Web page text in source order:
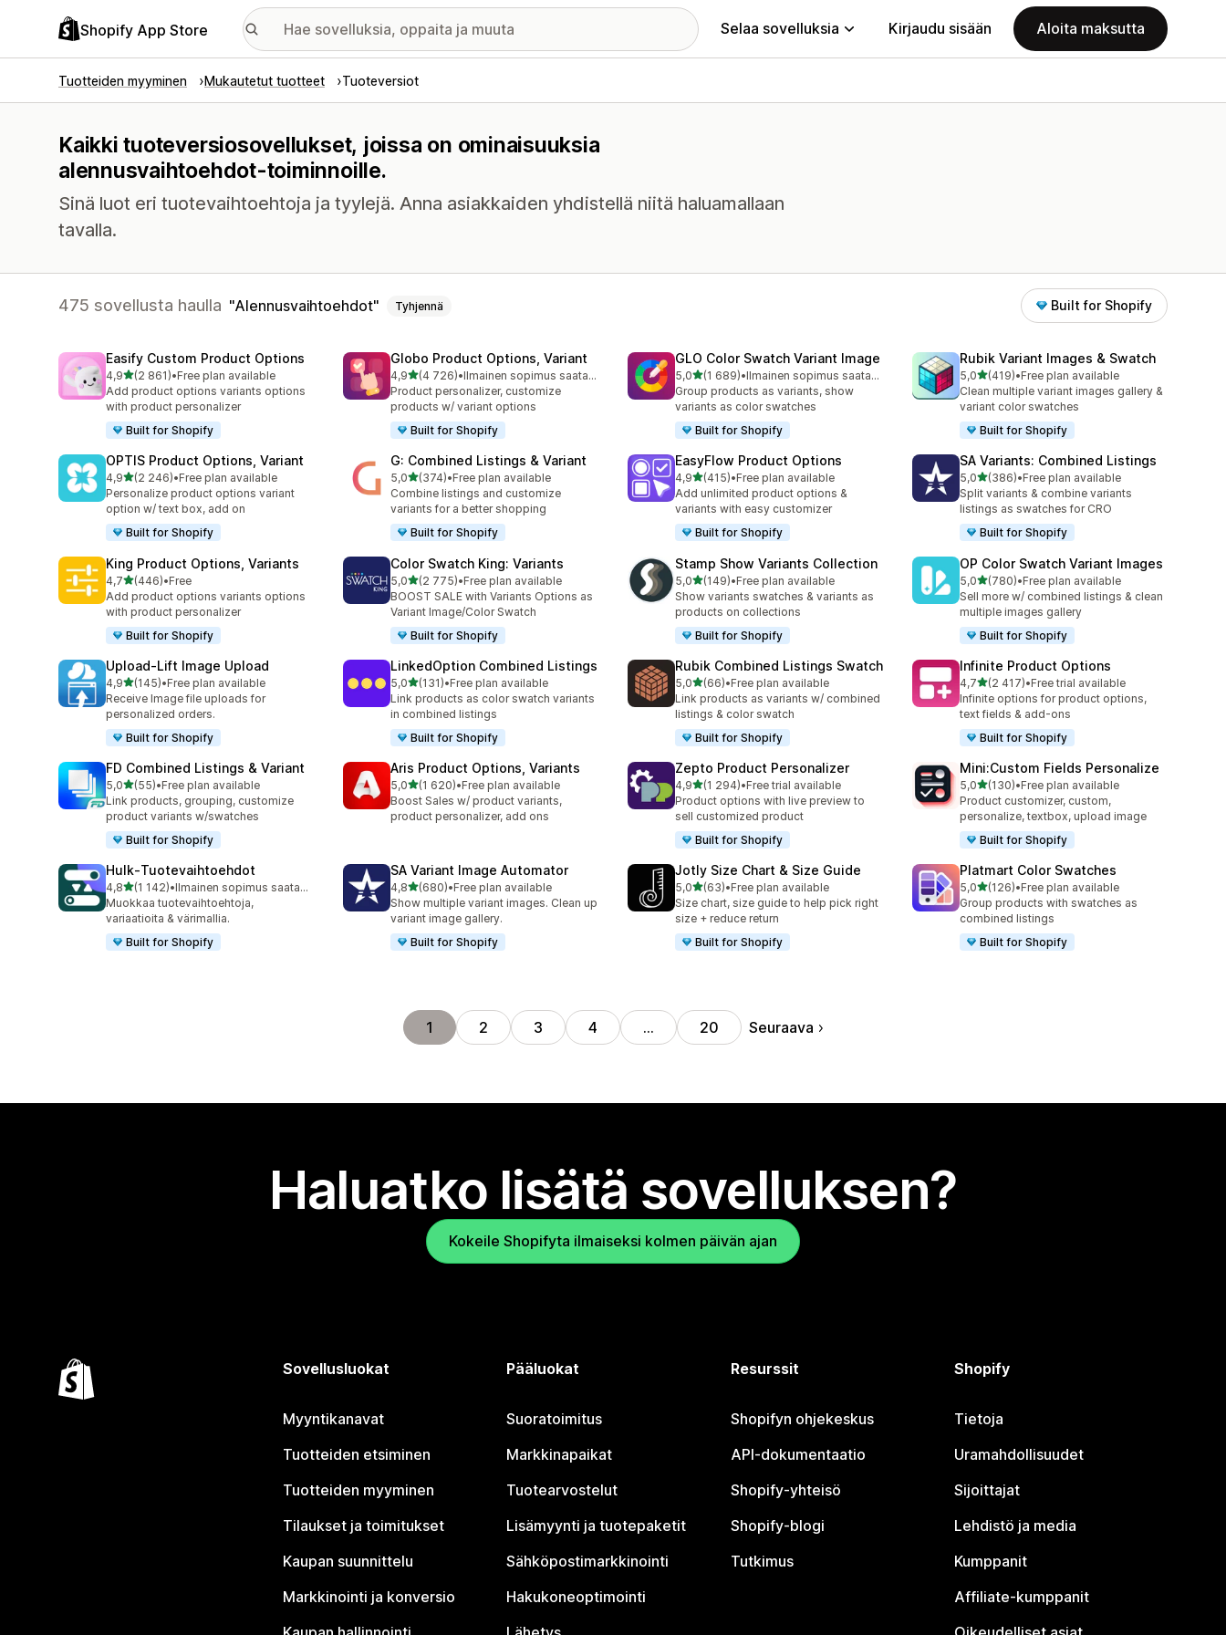
Shopify App Store Selaa sovelluksia Kirjaudu sisään Aloita maksutta
Tuotteiden myyminen Mukautetut tuotteet Tuoteversiot
Kaikki tuoteversiosovellukset, joissa on ominaisuuksia
alennusvaihtoehdot-toiminnoille.
Sinä luot eri tuotevaihtoehtoja ja tyylejä. Anna asiakkaiden yhdistellä niitä haluamallaan
tavalla.
475 sovellusta haulla Alennusvaihtoehdot Tyhjennä Built for Shopify
Easify Custom Product Options
4,9/ 5 tähteä
(2 861)
2861 arvostelua yhteensä
•Free plan available
Add product options variants options
with product personalizer
Built for Shopify
Globo Product Options, Variant
4,9/ 5 tähteä
(4 726)
4726 arvostelua yhteensä
•
Ilmainen sopimus saatavilla
Product personalizer, customize
products w/ variant options
Built for Shopify
GLO Color Swatch Variant Image
5,0/ 5 tähteä
(1 689)
1689 arvostelua yhteensä
•
Ilmainen sopimus saatavilla
Group products as variants, show
variants as color swatches
Built for Shopify
Rubik Variant Images & Swatch
5,0/ 5 tähteä
(419)
419 arvostelua yhteensä
•Free plan available
Clean multiple variant images gallery &
variant color swatches
Built for Shopify
OPTIS Product Options, Variant
4,9/ 5 tähteä
(2 246)
2246 arvostelua yhteensä
•Free plan available
Personalize product options variant
option w/ text box, add on
Built for Shopify
G: Combined Listings & Variant
5,0/ 5 tähteä
(374)
374 arvostelua yhteensä
•Free plan available
Combine listings and customize
variants for a better shopping
Built for Shopify
EasyFlow Product Options
4,9/ 5 tähteä
(415)
415 arvostelua yhteensä
•Free plan available
Add unlimited product options &
variants with easy customizer
Built for Shopify
SA Variants: Combined Listings
5,0/ 5 tähteä
(386)
386 arvostelua yhteensä
•Free plan available
Split variants & combine variants
listings as swatches for CRO
Built for Shopify
King Product Options, Variants
4,7/ 5 tähteä
(446)
446 arvostelua yhteensä
•Free
Add product options variants options
with product personalizer
Built for Shopify
Color Swatch King: Variants
5,0/ 5 tähteä
(2 775)
2775 arvostelua yhteensä
•Free plan available
BOOST SALE with Variants Options as
Variant Image/Color Swatch
Built for Shopify
Stamp Show Variants Collection
5,0/ 5 tähteä
(149)
149 arvostelua yhteensä
•Free plan available
Show variants swatches & variants as
products on collections
Built for Shopify
OP Color Swatch Variant Images
5,0/ 5 tähteä
(780)
780 arvostelua yhteensä
•Free plan available
Sell more w/ combined listings & clean
multiple images gallery
Built for Shopify
Upload‑Lift Image Upload
4,9/ 5 tähteä
(145)
145 arvostelua yhteensä
•Free plan available
Receive Image file uploads for
personalized orders.
Built for Shopify
LinkedOption Combined Listings
5,0/ 5 tähteä
(131)
131 arvostelua yhteensä
•Free plan available
Link products as color swatch variants
in combined listings
Built for Shopify
Rubik Combined Listings Swatch
5,0/ 5 tähteä
(66)
66 arvostelua yhteensä
•Free plan available
Link products as variants w/ combined
listings & color swatch
Built for Shopify
Infinite Product Options
4,7/ 5 tähteä
(2 417)
2417 arvostelua yhteensä
•Free trial available
Infinite options for product options,
text fields & add-ons
Built for Shopify
FD Combined Listings & Variant
5,0/ 5 tähteä
(55)
55 arvostelua yhteensä
•Free plan available
Link products, grouping, customize
product variants w/swatches
Built for Shopify
Aris Product Options, Variants
5,0/ 5 tähteä
(1 620)
1620 arvostelua yhteensä
•Free plan available
Boost Sales w/ product variants,
product personalizer, add ons
Zepto Product Personalizer
4,9/ 5 tähteä
(1 294)
1294 arvostelua yhteensä
•Free trial available
Product options with live preview to
sell customized product
Built for Shopify
Mini:Custom Fields Personalize
5,0/ 5 tähteä
(130)
130 arvostelua yhteensä
•Free plan available
Product customizer, custom,
personalize, textbox, upload image
Built for Shopify
Hulk‑Tuotevaihtoehdot
4,8/ 5 tähteä
(1 142)
1142 arvostelua yhteensä
•
Ilmainen sopimus saatavilla
Muokkaa tuote­vaihtoehtoja,
variaatioita & värimallia.
Built for Shopify
SA Variant Image Automator
4,8/ 5 tähteä
(680)
680 arvostelua yhteensä
•Free plan available
Show multiple variant images. Clean up
variant image gallery.
Built for Shopify
Jotly Size Chart & Size Guide
5,0/ 5 tähteä
(63)
63 arvostelua yhteensä
•Free plan available
Size chart, size guide to help pick right
size + reduce return
Built for Shopify
Platmart Color Swatches
5,0/ 5 tähteä
(126)
126 arvostelua yhteensä
•Free plan available
Group products with swatches as
combined listings
Built for Shopify
1 2 3 4 … 20 Seuraava
Haluatko lisätä sovelluksen?
Kokeile Shopifyta ilmaiseksi kolmen päivän ajan
Sovellusluokat
Myyntikanavat
Tuotteiden etsiminen
Tuotteiden myyminen
Tilaukset ja toimitukset
Kaupan suunnittelu
Markkinointi ja konversio
Pääluokat
Suoratoimitus
Markkinapaikat
Tuotearvostelut
Lisämyynti ja tuotepaketit
Sähköpostimarkkinointi
Hakukoneoptimointi
Resurssit
Shopifyn ohjekeskus
API-dokumentaatio
Shopify-yhteisö
Shopify-blogi
Tutkimus
Shopify
Tietoja
Uramahdollisuudet
Sijoittajat
Lehdistö ja media
Kumppanit
Affiliate-kumppanit